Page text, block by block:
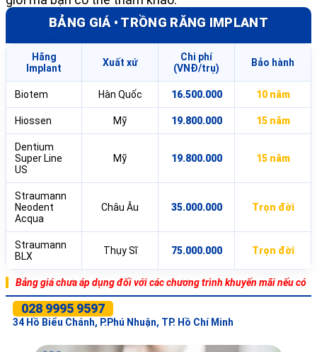
BẢNG GIÁ • TRỒNG RĂNG IMPLANT
Hãng
Implant
Xuất xứ
Chi phí
(VNĐ/trụ)
Bảo hành
Biotem Hàn Quốc 16.500.000 10 năm
Hiossen Mỹ 19.800.000 15 năm
Dentium
Super Line
US
Mỹ 19.800.000 15 năm
Straumann
Neodent
Acqua
Châu Âu 35.000.000 Trọn đời
Straumann
BLX
Thụy Sĩ 75.000.000 Trọn đời
Bảng giá chưa áp dụng đối với các chương trình khuyến mãi nếu có
028 9995 9597
34 Hồ Biểu Chánh, P.Phú Nhuận, TP. Hồ Chí Minh